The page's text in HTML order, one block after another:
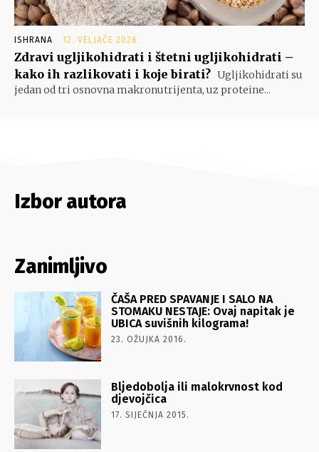
ISHRANA 12. VELJAČE 2026.
Zdravi ugljikohidrati i štetni ugljikohidrati –
kako ih razlikovati i koje birati? Ugljikohidrati su
jedan od tri osnovna makronutrijenta, uz proteine...
Izbor autora
Zanimljivo
ČAŠA PRED SPAVANJE I SALO NA
STOMAKU NESTAJE: Ovaj napitak je
UBICA suvišnih kilograma!
23. OŽUJKA 2016.
Bljedobolja ili malokrvnost kod
djevojčica
17. SIJEČNJA 2015.